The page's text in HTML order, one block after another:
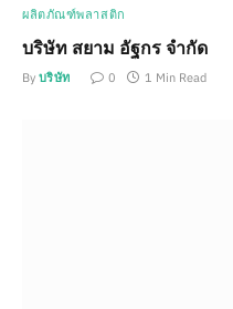
ผลิตภัณฑ์พลาสติก
บริษัท สยาม อัฐกร จำกัด
By บริษัท 0 1 Min Read